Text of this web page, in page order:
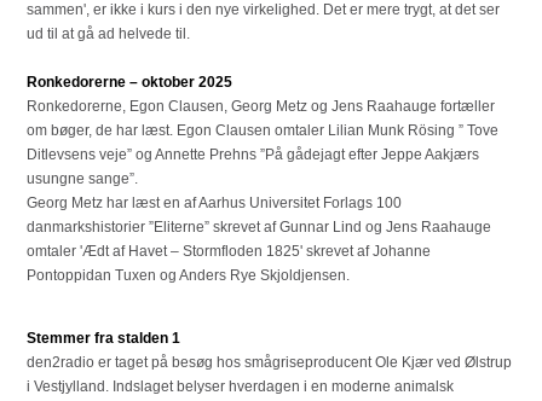
sammen', er ikke i kurs i den nye virkelighed. Det er mere trygt, at det ser
ud til at gå ad helvede til.
Ronkedorerne – oktober 2025
Ronkedorerne, Egon Clausen, Georg Metz og Jens Raahauge fortæller
om bøger, de har læst. Egon Clausen omtaler Lilian Munk Rösing ” Tove
Ditlevsens veje” og Annette Prehns ”På gådejagt efter Jeppe Aakjærs
usungne sange”.
Georg Metz har læst en af Aarhus Universitet Forlags 100
danmarkshistorier ”Eliterne” skrevet af Gunnar Lind og Jens Raahauge
omtaler 'Ædt af Havet – Stormfloden 1825' skrevet af Johanne
Pontoppidan Tuxen og Anders Rye Skjoldjensen.
Stemmer fra stalden 1
den2radio er taget på besøg hos smågriseproducent Ole Kjær ved Ølstrup
i Vestjylland. Indslaget belyser hverdagen i en moderne animalsk